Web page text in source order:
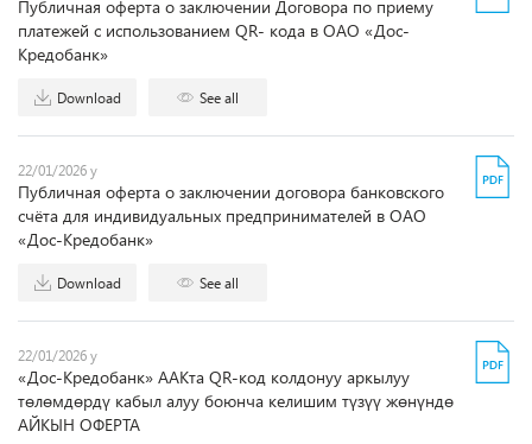
Публичная оферта о заключении Договора по приему
платежей с использованием QR- кода в ОАО «Дос-
Кредобанк»
Download See all
22/01/2026 y
Публичная оферта о заключении договора банковского
счёта для индивидуальных предпринимателей в ОАО
«Дос-Кредобанк»
Download See all
22/01/2026 y
«Дос-Кредобанк» ААКта QR-код колдонуу аркылуу
төлөмдөрдү кабыл алуу боюнча келишим түзүү жөнүндө
АЙКЫН ОФЕРТА